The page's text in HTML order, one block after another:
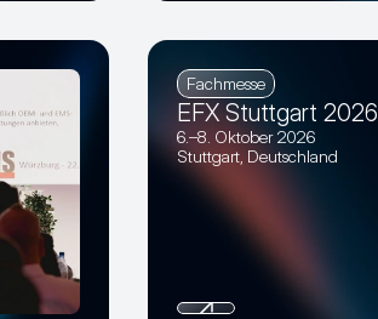
Fachmesse
EFX Stuttgart 2026
6.–8. Oktober 2026
Stuttgart, Deutschland